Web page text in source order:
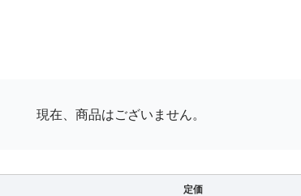
現在、商品はございません。
定価